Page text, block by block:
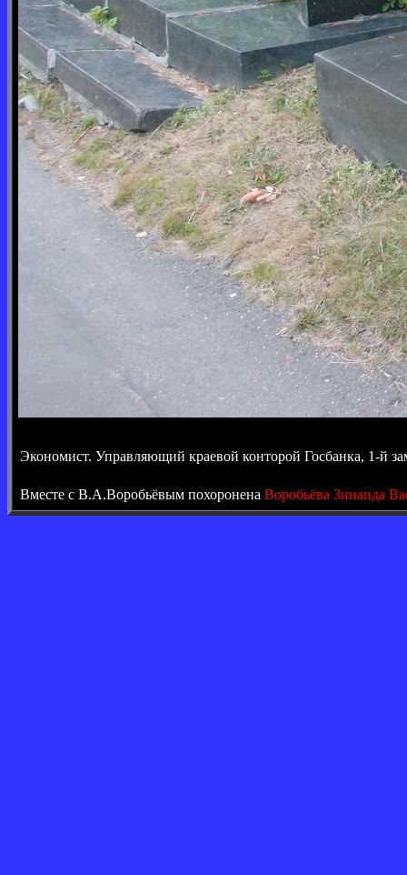
Экономист. Управляющий краевой конторой Госбанка, 1-й
Вместе с В.А.Воробьёвым похоронена Воробьёва Зинаида